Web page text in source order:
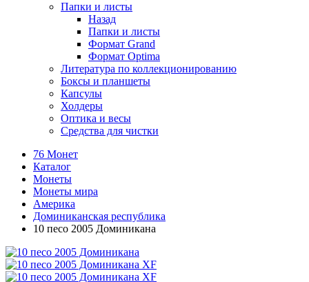
Папки и листы
Назад
Папки и листы
Формат Grand
Формат Optima
Литература по коллекционированию
Боксы и планшеты
Капсулы
Холдеры
Оптика и весы
Средства для чистки
76 Монет
Каталог
Монеты
Монеты мира
Америка
Доминиканская республика
10 песо 2005 Доминикана